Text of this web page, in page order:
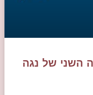
השני של נגה